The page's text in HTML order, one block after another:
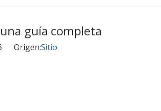
guía completa
Origen:Sitio